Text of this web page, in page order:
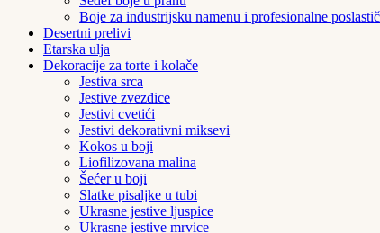
Boje za industrijsku namenu i profesionalne
Desertni prelivi
Etarska ulja
Dekoracije za torte i kolače
Jestiva srca
Jestive zvezdice
Jestivi cvetići
Jestivi dekorativni miksevi
Kokos u boji
Liofilizovana malina
Šećer u boji
Slatke pisaljke u tubi
Ukrasne jestive ljuspice
Ukrasne jestive mrvice